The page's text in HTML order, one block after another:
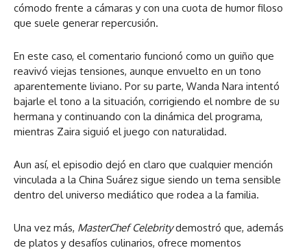
cómodo frente a cámaras y con una cuota de humor filoso
que suele generar repercusión.
En este caso, el comentario funcionó como un guiño que
reavivó viejas tensiones, aunque envuelto en un tono
aparentemente liviano. Por su parte, Wanda Nara intentó
bajarle el tono a la situación, corrigiendo el nombre de su
hermana y continuando con la dinámica del programa,
mientras Zaira siguió el juego con naturalidad.
Aun así, el episodio dejó en claro que cualquier mención
vinculada a la China Suárez sigue siendo un tema sensible
dentro del universo mediático que rodea a la familia.
Una vez más, MasterChef Celebritydemostró que, además
de platos y desafíos culinarios, ofrece momentos